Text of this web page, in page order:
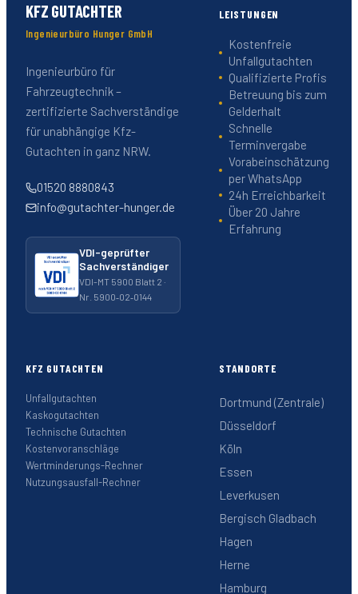
KFZ GUTACHTER
Ingenieurbüro Hunger GmbH
Ingenieurbüro für
Fahrzeugtechnik –
zertifizierte Sachverständige
für unabhängige Kfz-
Gutachten in ganz NRW.
01520 8880843
info@gutachter-hunger.de
VDI-geprüfter
Sachverständiger
VDI-MT 5900 Blatt 2 ·
Nr. 5900‑02‑0144
LEISTUNGEN
Kostenfreie
Unfallgutachten
Qualifizierte Profis
Betreuung bis zum
Gelderhalt
Schnelle
Terminvergabe
Vorabeinschätzung
per WhatsApp
24h Erreichbarkeit
Über 20 Jahre
Erfahrung
KFZ GUTACHTEN
Unfallgutachten
Kaskogutachten
Technische Gutachten
Kostenvoranschläge
Wertminderungs-Rechner
Nutzungsausfall-Rechner
STANDORTE
Dortmund (Zentrale)
Düsseldorf
Köln
Essen
Leverkusen
Bergisch Gladbach
Hagen
Herne
Hamburg